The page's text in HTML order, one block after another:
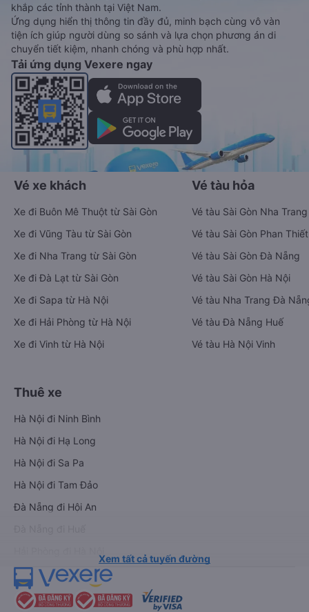
khắp các tỉnh thành tại Việt Nam.
Ứng dụng hiển thị thông tin đầy đủ, minh bạch cùng vô vàn
tiện ích giúp người dùng so sánh và lựa chọn phương án di
chuyển tiết kiệm, nhanh chóng và phù hợp nhất.
Tải ứng dụng Vexere ngay
Vé xe khách
Xe đi Buôn Mê Thuột từ Sài Gòn
Xe đi Vũng Tàu từ Sài Gòn
Xe đi Nha Trang từ Sài Gòn
Xe đi Đà Lạt từ Sài Gòn
Xe đi Sapa từ Hà Nội
Xe đi Hải Phòng từ Hà Nội
Xe đi Vinh từ Hà Nội
Vé tàu hỏa
Vé tàu Sài Gòn Nha Trang
Vé tàu Sài Gòn Phan Thiết
Vé tàu Sài Gòn Đà Nẵng
Vé tàu Sài Gòn Hà Nội
Vé tàu Nha Trang Đà
Vé tàu Đà Nẵng Huế
Vé tàu Hà Nội Vinh
Thuê xe
Hà Nội đi Ninh Bình
Hà Nội đi Hạ Long
Hà Nội đi Sa Pa
Hà Nội đi Tam Đảo
Đà Nẵng đi Hội An
Xem tất cả tuyến đường